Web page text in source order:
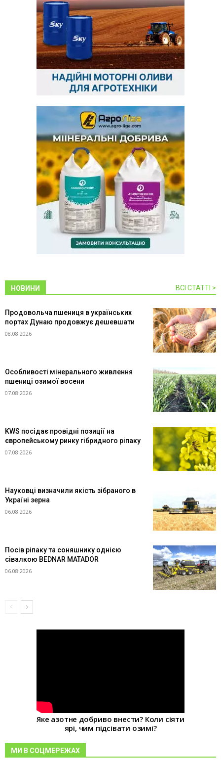
НОВИНИ ВСІ СТАТТІ >
Продовольча пшениця в українських
портах Дунаю продовжує дешевшати
08.08.2026
Особливості мінерального живлення
пшениці озимої восени
07.08.2026
KWS посідає провідні позиції на
європейському ринку гібридного ріпаку
07.08.2026
Науковці визначили якість зібраного в
Україні зерна
06.08.2026
Посів ріпаку та соняшнику однією
сівалкою BEDNAR MATADOR
06.08.2026
Яке азотне добриво внести? Коли сіяти
ярі, чим підсівати озимі?
МИ В СОЦМЕРЕЖАХ